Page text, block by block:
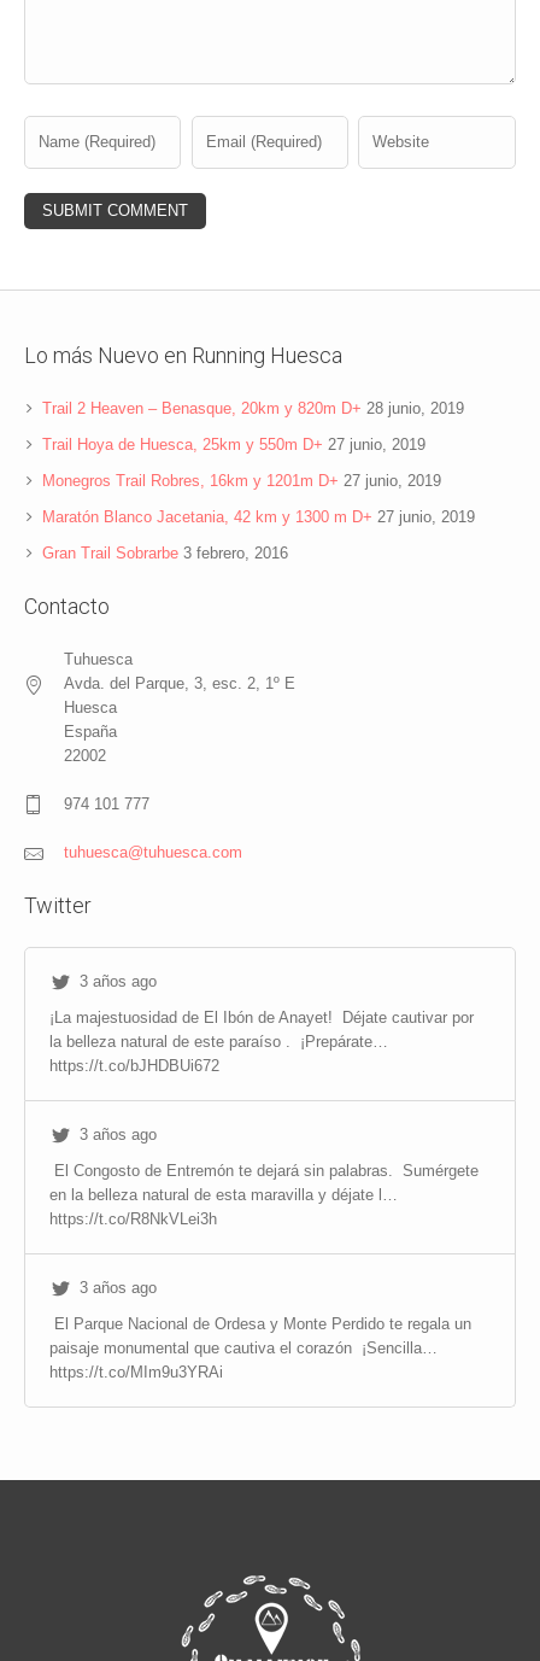
Lo más Nuevo en Running Huesca
Trail 2 Heaven – Benasque, 20km y 820m D+ 28 junio, 2019
Trail Hoya de Huesca, 25km y 550m D+ 27 junio, 2019
Monegros Trail Robres, 16km y 1201m D+ 27 junio, 2019
Maratón Blanco Jacetania, 42 km y 1300 m D+ 27 junio, 2019
Gran Trail Sobrarbe 3 febrero, 2016
Contacto
Tuhuesca
Avda. del Parque, 3, esc. 2, 1º E
Huesca
España
22002
974 101 777
tuhuesca@tuhuesca.com
Twitter
3 años ago
¡La majestuosidad de El Ibón de Anayet!
Déjate cautivar por
la belleza natural de este paraíso .
¡Prepárate…
https://t.co/bJHDBUi672
3 años ago
El Congosto de Entremón te dejará sin palabras. Sumérgete
en la belleza natural de esta maravilla y déjate l…
https://t.co/R8NkVLei3h
3 años ago
El Parque Nacional de Ordesa y Monte Perdido te regala un
paisaje monumental que cautiva el corazón ¡Sencilla…
https://t.co/MIm9u3YRAi